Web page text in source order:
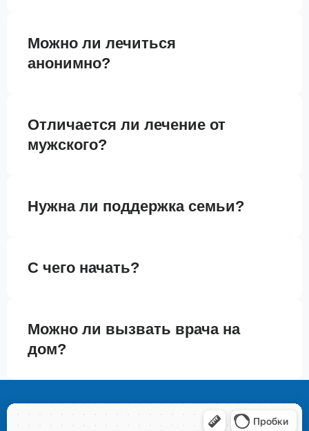
Можно ли лечиться
анонимно?
Отличается ли лечение от
мужского?
Нужна ли поддержка семьи?
С чего начать?
Можно ли вызвать врача на
дом?